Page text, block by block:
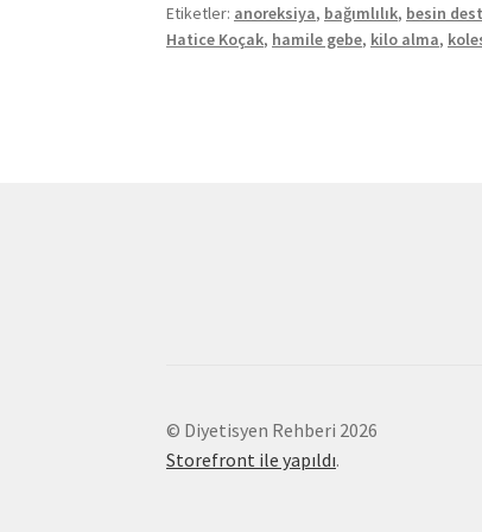
Etiketler: anoreksiya, bağımlılık, besin
Hatice Koçak, hamile gebe, kilo alma,
© Diyetisyen Rehberi 2026
Storefront ile yapıldı.